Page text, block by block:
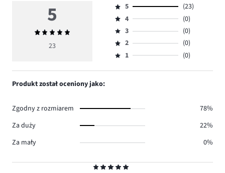
5
Średnia
ocena
23
Ocena
5,
ilość
głosów
23.
5
(23)
Ocena
4,
ilość
głosów
4
(0)
Ocena
3,
ilość
3
(0)
Ocena
2,
2
(0)
Ocena
1,
1 (0)
Produkt został oceniony jako:
Zgodny z rozmiarem
78%
Za duży
22%
Za mały
0%